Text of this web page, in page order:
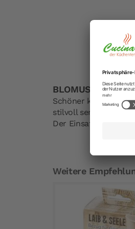
BLOMUS
Schöner kann das
stilvoll serviert im
Der Einsatz kann
Weitere